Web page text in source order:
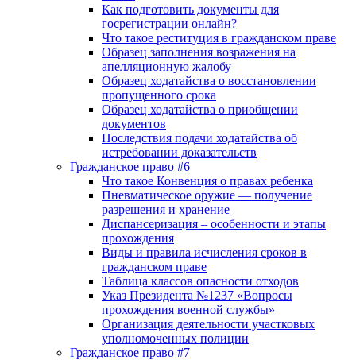
Как подготовить документы для
госрегистрации онлайн?
Что такое реституция в гражданском праве
Образец заполнения возражения на
апелляционную жалобу
Образец ходатайства о восстановлении
пропущенного срока
Образец ходатайства о приобщении
документов
Последствия подачи ходатайства об
истребовании доказательств
Гражданское право #6
Что такое Конвенция о правах ребенка
Пневматическое оружие — получение
разрешения и хранение
Диспансеризация – особенности и этапы
прохождения
Виды и правила исчисления сроков в
гражданском праве
Таблица классов опасности отходов
Указ Президента №1237 «Вопросы
прохождения военной службы»
Организация деятельности участковых
уполномоченных полиции
Гражданское право #7